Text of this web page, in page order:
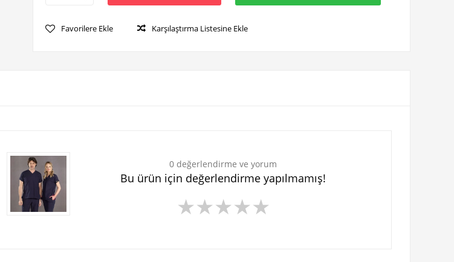
Favorilere Ekle Karşılaştırma Listesine Ekle
0 değerlendirme ve yorum
Bu ürün için değerlendirme yapılmamış!
★★★★★